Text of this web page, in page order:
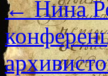
←Нина